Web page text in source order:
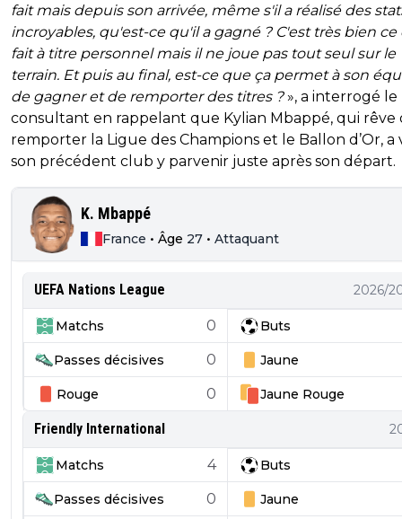
fait mais depuis son arrivée, même s'il a réalisé des
incroyables, qu'est-ce qu'il a gagné ? C'est très bien ce
fait à titre personnel mais il ne joue pas tout seul sur le
terrain. Et puis au final, est-ce que ça permet à son
de gagner et de remporter des titres ?», a interrogé le
consultant en rappelant que Kylian Mbappé, qui rêve
remporter la Ligue des Champions et le Ballon d’Or, a
son précédent club y parvenir juste après son départ.
K. Mbappé
France • Âge 27 • Attaquant
UEFA Nations League 2026/
Matchs 0 Buts
Passes décisives 0 Jaune
Rouge 0 Jaune Rouge
Friendly International
Matchs 4 Buts
Passes décisives 0 Jaune